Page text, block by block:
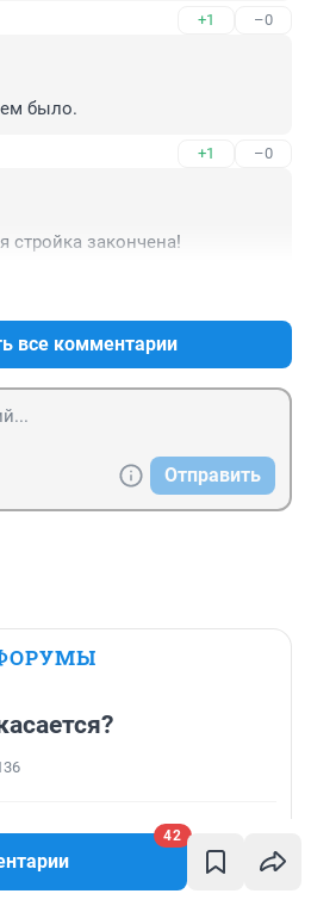
42
+1 –0
было.
+1 –0
стройка закончена!
все комментарии
Отправить
(часть 7)